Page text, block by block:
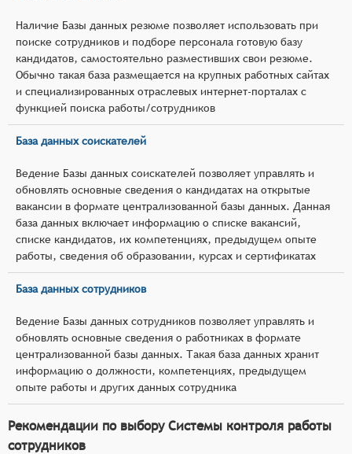
Наличие Базы данных резюме позволяет использовать при
поиске сотрудников и подборе персонала готовую базу
кандидатов, самостоятельно разместивших свои резюме.
Обычно такая база размещается на крупных работных сайтах
и специализированных отраслевых интернет-порталах с
функцией поиска работы/сотрудников
База данных соискателей
Ведение Базы данных соискателей позволяет управлять и
обновлять основные сведения о кандидатах на открытые
вакансии в формате централизованной базы данных. Данная
база данных включает информацию о списке вакансий,
списке кандидатов, их компетенциях, предыдущем опыте
работы, сведения об образовании, курсах и сертификатах
База данных сотрудников
Ведение Базы данных сотрудников позволяет управлять и
обновлять основные сведения о работниках в формате
централизованной базы данных. Такая база данных хранит
информацию о должности, компетенциях, предыдущем
опыте работы и других данных сотрудника
Рекомендации по выбору Системы контроля работы
сотрудников